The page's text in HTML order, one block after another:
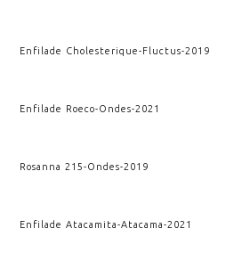
Enfilade Cholesterique-Fluctus-2019
Enfilade Roeco-Ondes-2021
Rosanna 215-Ondes-2019
Enfilade Atacamita-Atacama-2021